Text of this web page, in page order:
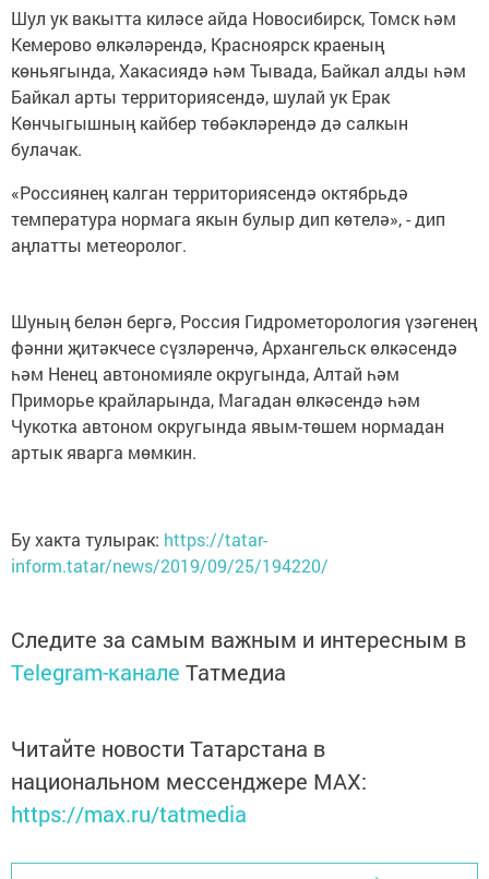
Шул ук вакытта киләсе айда Новосибирск, Томск һәм
Кемерово өлкәләрендә, Красноярск краеның
көньягында, Хакасиядә һәм Тывада, Байкал алды һәм
Байкал арты территориясендә, шулай ук Ерак
Көнчыгышның кайбер төбәкләрендә дә салкын
булачак.
«Россиянең калган территориясендә октябрьдә
температура нормага якын булыр дип көтелә», - дип
аңлатты метеоролог.
Шуның белән бергә, Россия Гидрометорология үзәгенең
фәнни җитәкчесе сүзләренчә, Архангельск өлкәсендә
һәм Ненец автономияле округында, Алтай һәм
Приморье крайларында, Магадан өлкәсендә һәм
Чукотка автоном округында явым-төшем нормадан
артык яварга мөмкин.
Бу хакта тулырак: https://tatar-
inform.tatar/news/2019/09/25/194220/
Следите за самым важным и интересным в
Telegram-канале Татмедиа
Читайте новости Татарстана в
национальном мессенджере MАХ:
https://max.ru/tatmedia